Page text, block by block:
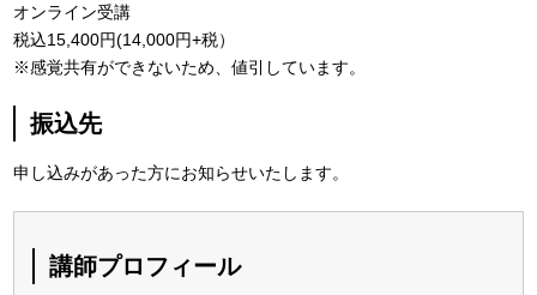
オンライン受講
税込15,400円(14,000円+税）
※感覚共有ができないため、値引しています。
振込先
申し込みがあった方にお知らせいたします。
講師プロフィール